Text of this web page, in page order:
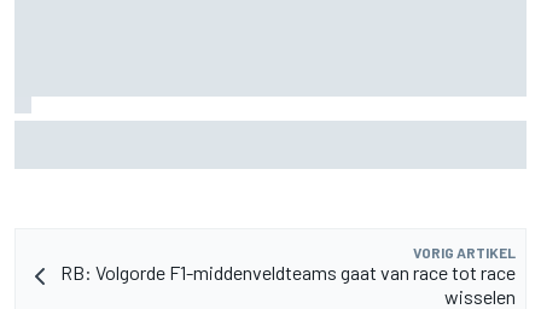
VORIG ARTIKEL
RB: Volgorde F1-middenveldteams gaat van race tot race
wisselen